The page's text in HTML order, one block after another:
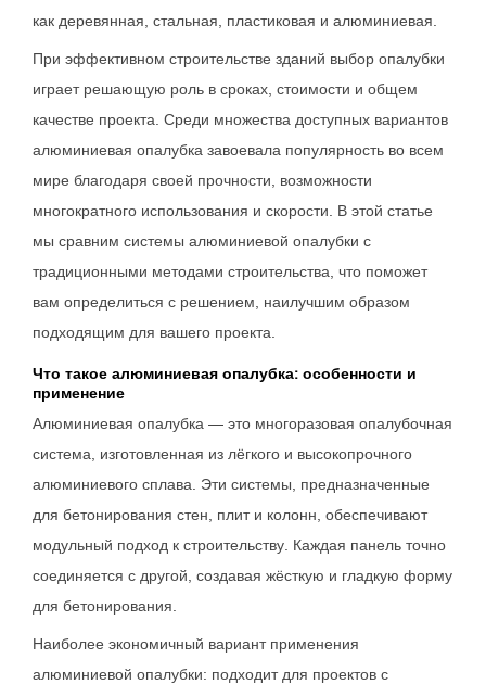
как деревянная, стальная, пластиковая и алюминиевая.
При эффективном строительстве зданий выбор опалубки
играет решающую роль в сроках, стоимости и общем
качестве проекта. Среди множества доступных вариантов
алюминиевая опалубка завоевала популярность во всем
мире благодаря своей прочности, возможности
многократного использования и скорости. В этой статье
мы сравним системы алюминиевой опалубки с
традиционными методами строительства, что поможет
вам определиться с решением, наилучшим образом
подходящим для вашего проекта.
Что такое алюминиевая опалубка: особенности и
применение
Алюминиевая опалубка — это многоразовая опалубочная
система, изготовленная из лёгкого и высокопрочного
алюминиевого сплава. Эти системы, предназначенные
для бетонирования стен, плит и колонн, обеспечивают
модульный подход к строительству. Каждая панель точно
соединяется с другой, создавая жёсткую и гладкую форму
для бетонирования.
Наиболее экономичный вариант применения
алюминиевой опалубки: подходит для проектов с